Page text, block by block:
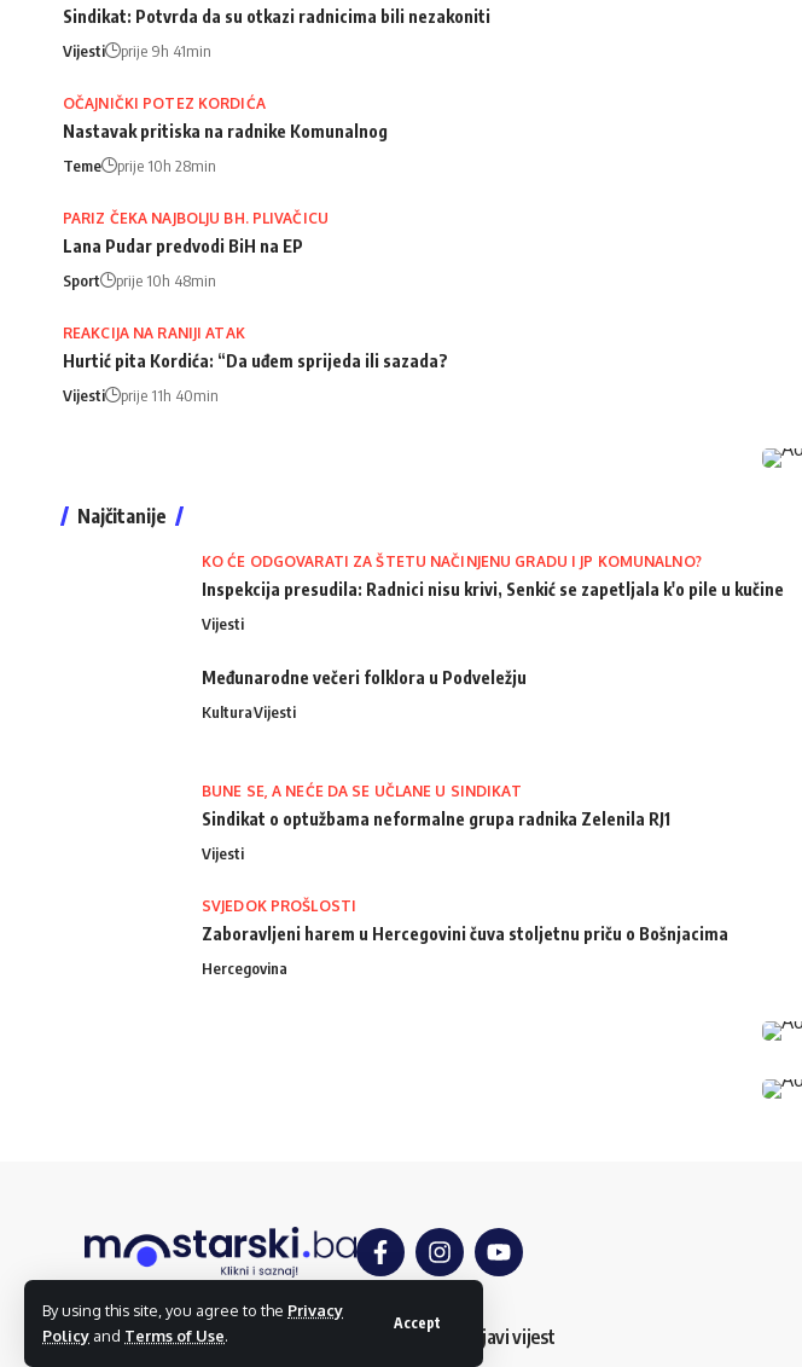
By using this site, you agree to the Privacy
Policy and Terms of Use.
Accept
Sindikat: Potvrda da su otkazi radnicima bili nezakoniti
Vijesti prije 9h 41min
OČAJNIČKI POTEZ KORDIĆA
Nastavak pritiska na radnike Komunalnog
Teme prije 10h 28min
PARIZ ČEKA NAJBOLJU BH. PLIVAČICU
Lana Pudar predvodi BiH na EP
Sport prije 10h 48min
REAKCIJA NA RANIJI ATAK
Hurtić pita Kordića: “Da uđem sprijeda ili sazada?
Vijesti prije 11h 40min
Najčitanije
KO ĆE ODGOVARATI ZA ŠTETU NAČINJENU GRADU I JP KOMUNALNO?
Inspekcija presudila: Radnici nisu krivi, Senkić se zapetljala k'o pile u kučine
Vijesti
Međunarodne večeri folklora u Podveležju
KulturaVijesti
BUNE SE, A NEĆE DA SE UČLANE U SINDIKAT
Sindikat o optužbama neformalne grupa radnika Zelenila RJ1
Vijesti
SVJEDOK PROŠLOSTI
Zaboravljeni harem u Hercegovini čuva stoljetnu priču o Bošnjacima
Hercegovina
O nama Impressum Kontakt Dojavi vijest